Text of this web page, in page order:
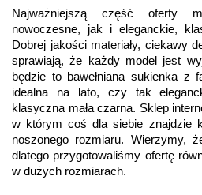
Najważniejszą część oferty
nowoczesne, jak i eleganckie,
Dobrej jakości materiały, ciekawy
sprawiają, że każdy model jest
będzie to bawełniana sukienka z
idealna na lato, czy tak
klasyczna mała czarna. Sklep
w którym coś dla siebie znajdzie
noszonego rozmiaru. Wierzymy,
dlatego przygotowaliśmy ofertę
w dużych rozmiarach.